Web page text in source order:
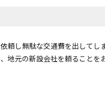
頼し無駄な交通費を出してし
地元の新設会社を頼ることを